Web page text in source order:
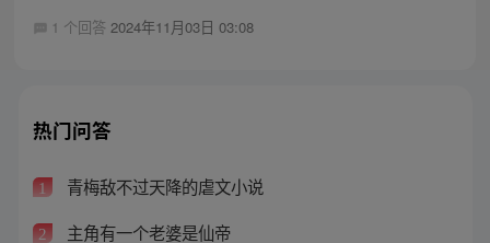
1 个回答 2024年11月03日 03:08
热门问答
1 青梅敌不过天降的虐文小说
2 主角有一个老婆是仙帝